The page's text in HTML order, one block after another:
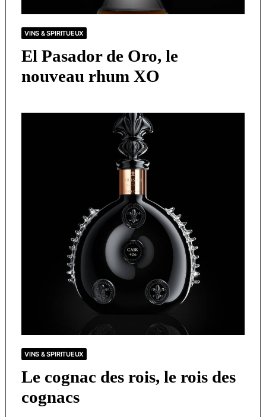
VINS & SPIRITUEUX
El Pasador de Oro, le
nouveau rhum XO
VINS & SPIRITUEUX
Le cognac des rois, le rois des
cognacs